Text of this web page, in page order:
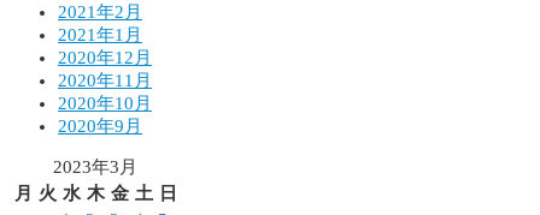
2021年2月
2021年1月
2020年12月
2020年11月
2020年10月
2020年9月
2023年3月
月
火 水 木 金 土
日